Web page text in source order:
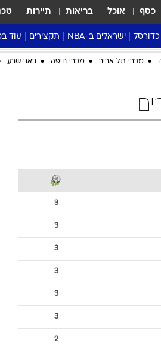
כסף אוכל בריאות תיירות
כדורסל
ליגת העל
ליגה לאומית
ישראלים ב-NBA
דני אבדיה
תקצירים עוד
מונדיאל
לוח
מכבי תל אביב מכבי חיפה באר שבע
3
3
3
3
3
3
2